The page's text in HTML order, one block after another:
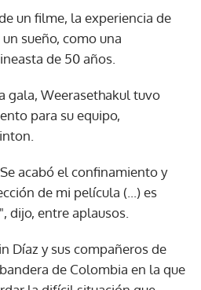
un filme, la experiencia de
sueño, como una
de 50 años.
gala, Weerasethakul tuvo
para su equipo,
acabó el confinamiento y
de mi película (...) es
dijo, entre aplausos.
Díaz y sus compañeros de
de Colombia en la que